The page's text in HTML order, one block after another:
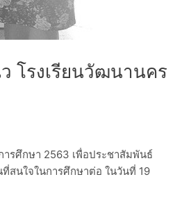
โรงเรียนวัฒนานคร
รศึกษา 2563 เพื่อประชาสัมพันธ์
นใจในการศึกษาต่อ ในวันที่ 19